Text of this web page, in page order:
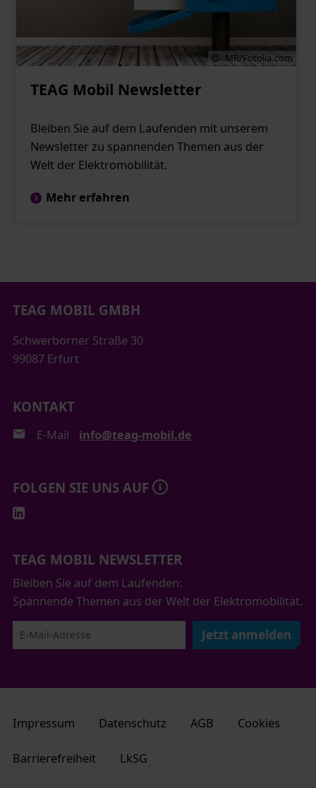
MR/Fotolia.com
TEAG Mobil Newsletter
Bleiben Sie auf dem Laufenden mit unserem
Newsletter zu spannenden Themen aus der
Welt der Elektromobilität.
Mehr erfahren
TEAG MOBIL GMBH
Schwerborner Straße 30
99087 Erfurt
KONTAKT
E-Mail info@teag-mobil.de
FOLGEN SIE UNS AUF
TEAG MOBIL NEWSLETTER
Bleiben Sie auf dem Laufenden:
Spannende Themen aus der Welt der Elektromobilität.
Jetzt anmelden
Impressum Datenschutz AGB Cookies
Barrierefreiheit LkSG